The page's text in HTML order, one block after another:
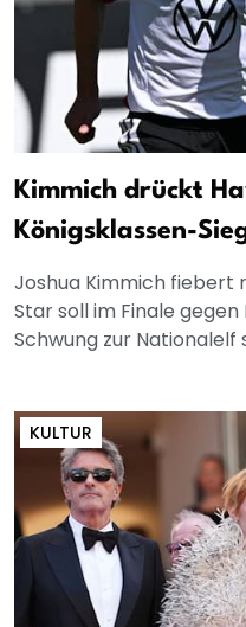
Kimmich drückt
Königsklassen-
Joshua Kimmich fiebert
Star soll im Finale
Schwung zur Nationalelf
KULTUR